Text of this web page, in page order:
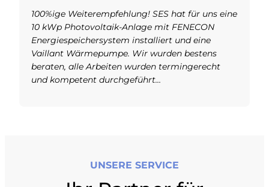
100%ige Weiterempfehlung! SES hat für uns eine
10 kWp Photovoltaik-Anlage mit FENECON
Energiespeichersystem installiert und eine
Vaillant Wärmepumpe. Wir wurden bestens
beraten, alle Arbeiten wurden termingerecht
und kompetent durchgeführt…
UNSERE SERVICE